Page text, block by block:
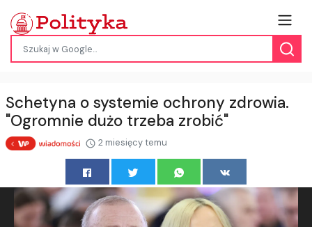
Schetyna o systemie ochrony zdrowia.
"Ogromnie dużo trzeba zrobić"
2 miesięcy temu